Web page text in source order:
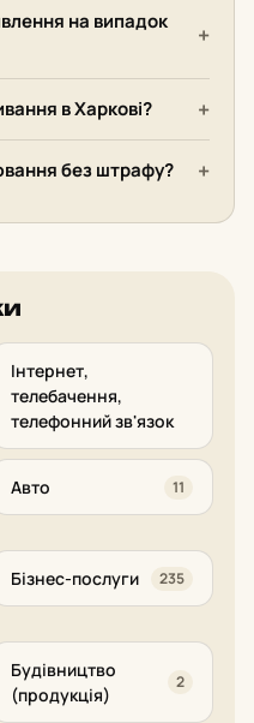
на випадок
в Харкові?
без штрафу?
Інтернет,
телебачення,
телефонний зв'язок
Авто 11
Бізнес-послуги 235
Будівництво
(продукція)
2